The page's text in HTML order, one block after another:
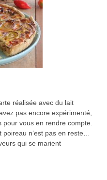
réalisée avec du lait
pas encore expérimenté,
vous en rendre compte.
n’est pas en reste…
qui se marient